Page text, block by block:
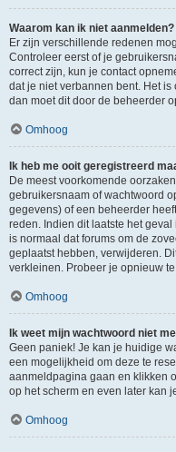
Waarom kan ik niet aanmelden?
Er zijn verschillende redenen
Controleer eerst of je
correct zijn, kun je contact
dat je niet verbannen bent. Het
dan moet dit door de beheerder
Omhoog
Ik heb me ooit geregistreerd
De meest voorkomende
gebruikersnaam of wachtwoord
gegevens) of een beheerder
reden. Indien dit laatste het
is normaal dat forums om de
geplaatst hebben, verwijderen.
verkleinen. Probeer je opnieuw
Omhoog
Ik weet mijn wachtwoord niet
Geen paniek! Je kan je huidige
een mogelijkheid om deze te
aanmeldpagina gaan en klikken
op het scherm en even later kan
Omhoog